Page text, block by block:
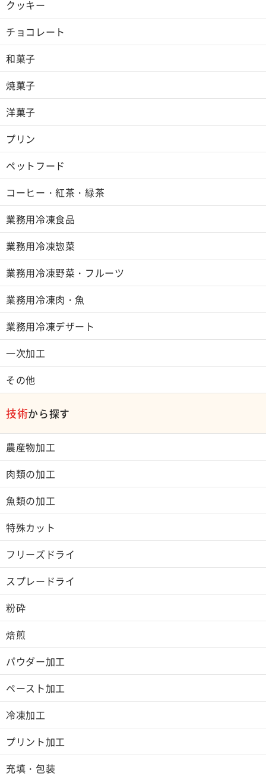
クッキー
チョコレート
和菓子
焼菓子
洋菓子
プリン
ペットフード
コーヒー・紅茶・緑茶
業務用冷凍食品
業務用冷凍惣菜
業務用冷凍野菜・フルーツ
業務用冷凍肉・魚
業務用冷凍デザート
一次加工
その他
技術から探す
農産物加工
肉類の加工
魚類の加工
特殊カット
フリーズドライ
スプレードライ
粉砕
焙煎
パウダー加工
ペースト加工
冷凍加工
プリント加工
充填・包装